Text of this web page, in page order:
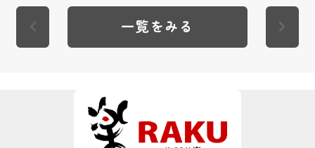
一覧をみる